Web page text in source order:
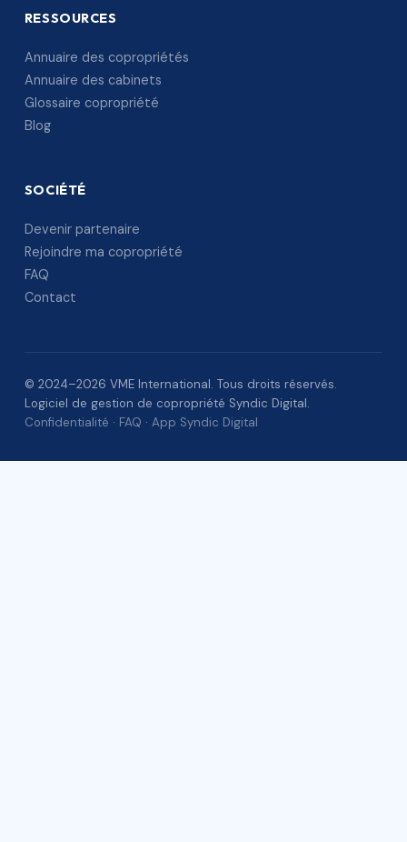
RESSOURCES
Annuaire des copropriétés
Annuaire des cabinets
Glossaire copropriété
Blog
SOCIÉTÉ
Devenir partenaire
Rejoindre ma copropriété
FAQ
Contact
© 2024–2026 VME International. Tous droits réservés.
Logiciel de gestion de copropriété Syndic Digital.
Confidentialité · FAQ · App Syndic Digital